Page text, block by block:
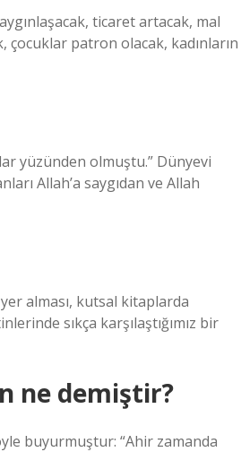
ticaret artacak, mal
çocuklar patron olacak, kadınların
yüzünden olmuştu.” Dünyevi
Allah’a saygıdan ve Allah
alması, kutsal kitaplarda
sıkça karşılaştığımız bir
ne demiştir?
buyurmuştur: “Ahir zamanda